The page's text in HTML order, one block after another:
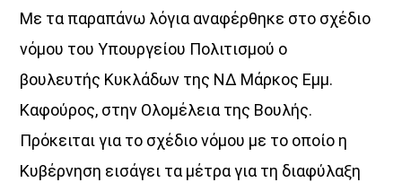
Όταν τα μικρόφωνα ξεκουράζονται…
Με τα παραπάνω λόγια αναφέρθηκε στο σχέδιο
νόμου του Υπουργείου Πολιτισμού ο
βουλευτής Κυκλάδων της ΝΔ Μάρκος Εμμ.
Καφούρος, στην Ολομέλεια της Βουλής.
Πρόκειται για το σχέδιο νόμου με το οποίο η
Κυβέρνηση εισάγει τα μέτρα για τη διαφύλαξη